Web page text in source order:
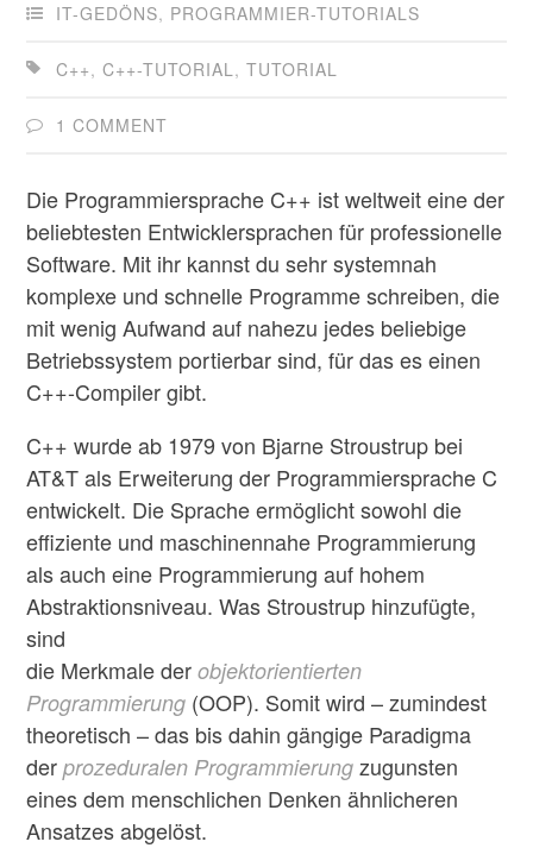
IT-GEDÖNS, PROGRAMMIER-TUTORIALS
C++,C++-TUTORIAL,TUTORIAL
1 COMMENT
Die Programmiersprache C++ ist weltweit eine der
beliebtesten Entwicklersprachen für professionelle
Software. Mit ihr kannst du sehr systemnah
komplexe und schnelle Programme schreiben, die
mit wenig Aufwand auf nahezu jedes beliebige
Betriebssystem portierbar sind, für das es einen
C++-Compiler gibt.
C++ wurde ab 1979 von Bjarne Stroustrup bei
AT&T als Erweiterung der Programmiersprache C
entwickelt. Die Sprache ermöglicht sowohl die
effiziente und maschinennahe Programmierung
als auch eine Programmierung auf hohem
Abstraktionsniveau. Was Stroustrup hinzufügte,
sind
die Merkmale derobjektorientierten
Programmierung (OOP). Somit wird – zumindest
theoretisch – das bis dahin gängige Paradigma
derprozeduralen Programmierung zugunsten
eines dem menschlichen Denken ähnlicheren
Ansatzes abgelöst.